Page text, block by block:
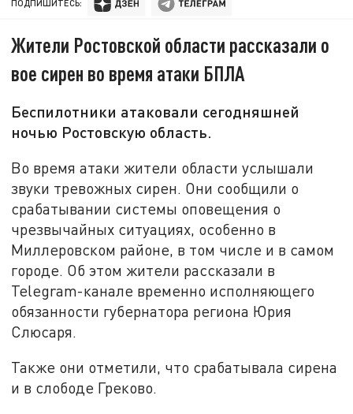
ПОДПИШИТЕСЬ:
Жители Ростовской области рассказали о
вое сирен во время атаки БПЛА
Беспилотники атаковали сегодняшней
ночью Ростовскую область.
Во время атаки жители области услышали
звуки тревожных сирен. Они сообщили о
срабатывании системы оповещения о
чрезвычайных ситуациях, особенно в
Миллеровском районе, в том числе и в самом
городе. Об этом жители рассказали в
Telegram-канале временно исполняющего
обязанности губернатора региона Юрия
Слюсаря.
Также они отметили, что срабатывала сирена
и в слободе Греково.